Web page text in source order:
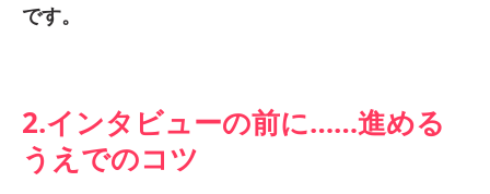
です。
2.インタビューの前に……進める
うえでのコツ